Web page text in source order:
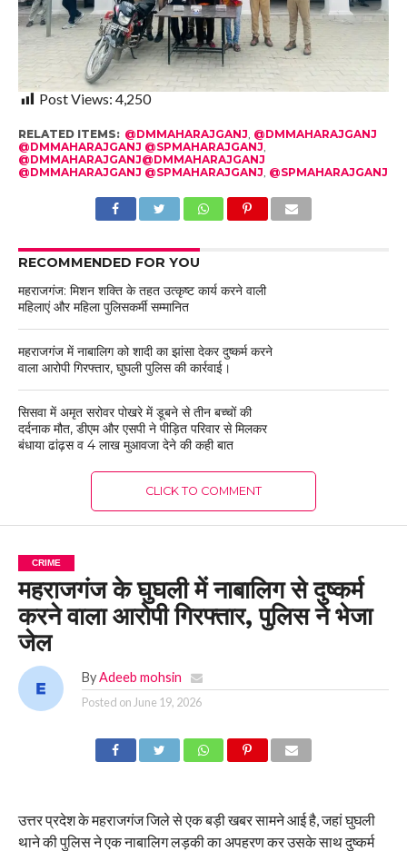
Post Views: 4,250
RELATED ITEMS: @DMMAHARAJGANJ @DMMAHARAJGANJ
@DMMAHARAJGANJ @SPMAHARAJGANJ
@DMMAHARAJGANJ@DMMAHARAJGANJ
@DMMAHARAJGANJ @SPMAHARAJGANJ @SPMAHARAJGANJ
RECOMMENDED FOR YOU
महराजगंज: मिशन शक्ति के तहत उत्कृष्ट कार्य करने वाली
महिलाएं और महिला पुलिसकर्मी सम्मानित
महराजगंज में नाबालिग को शादी का झांसा देकर दुष्कर्म करने
वाला आरोपी गिरफ्तार, घुघली पुलिस की कार्रवाई।
सिसवा में अमृत सरोवर पोखरे में डूबने से तीन बच्चों की
दर्दनाक मौत, डीएम और एसपी ने पीड़ित परिवार से मिलकर
बंधाया ढांढ़स व 4 लाख मुआवजा देने की कही बात
CLICK TO COMMENT
CRIME
महराजगंज के घुघली में नाबालिग से दुष्कर्म
करने वाला आरोपी गिरफ्तार, पुलिस ने भेजा
जेल
By Adeeb mohsin
Posted on June 19, 2026
उत्तर प्रदेश के महराजगंज जिले से एक बड़ी खबर सामने आई है, जहां घुघली
थाने की पुलिस ने एक नाबालिग लड़की का अपहरण कर उसके साथ दुष्कर्म